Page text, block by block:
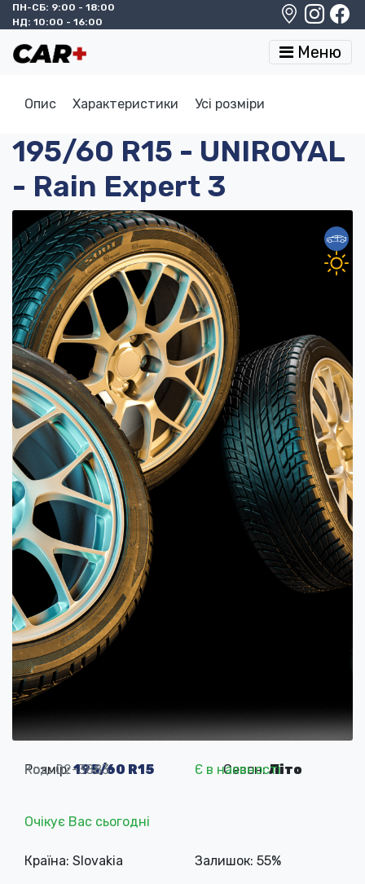
ПН-СБ: 9:00 - 18:00
НД: 10:00 - 16:00
Меню
Опис Характеристики Усі розміри
195/60 R15 - UNIROYAL
- Rain Expert 3
Розмір:195/60 R15 Сезон:Літо
Код: 02-3883 Є в наявності
Очікує Вас сьогодні
Країна: Slovakia Залишок: 55%